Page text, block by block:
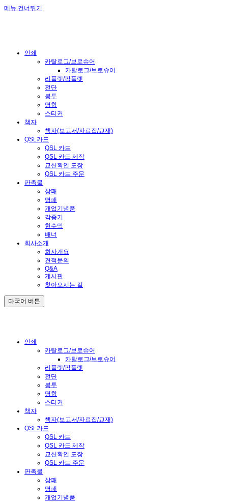
메뉴 건너뛰기
인쇄
카탈로그/브로슈어
카탈로그/브로슈어
리플렛/팜플렛
전단
봉투
명함
스티커
책자
책자(보고서/자료집/교재)
QSL카드
QSL 카드
QSL 카드 제작
교신확인 도장
QSL 카드 주문
판촉물
상패
명패
개업기념품
각종기
현수막
배너
회사소개
회사개요
견적문의
Q&A
게시판
찾아오시는 길
다국어 버튼
인쇄
카탈로그/브로슈어
카탈로그/브로슈어
리플렛/팜플렛
전단
봉투
명함
스티커
책자
책자(보고서/자료집/교재)
QSL카드
QSL 카드
QSL 카드 제작
교신확인 도장
QSL 카드 주문
판촉물
상패
명패
개업기념품